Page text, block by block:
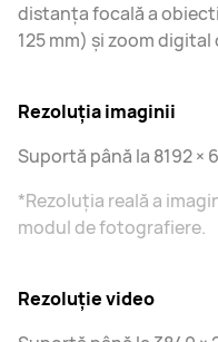
distanța focală a
125 mm) și zoom digital
Rezoluția imaginii
Suportă până la 8192 ×
*Rezoluția reală a
modul de fotografiere.
Rezoluție video